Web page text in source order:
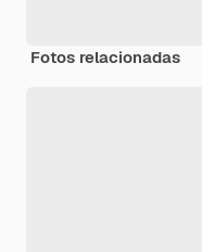
Fotos relacionadas